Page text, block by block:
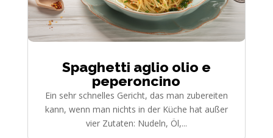
Spaghetti aglio olio e
peperoncino
Ein sehr schnelles Gericht, das man zubereiten
kann, wenn man nichts in der Küche hat außer
vier Zutaten: Nudeln, Öl,...